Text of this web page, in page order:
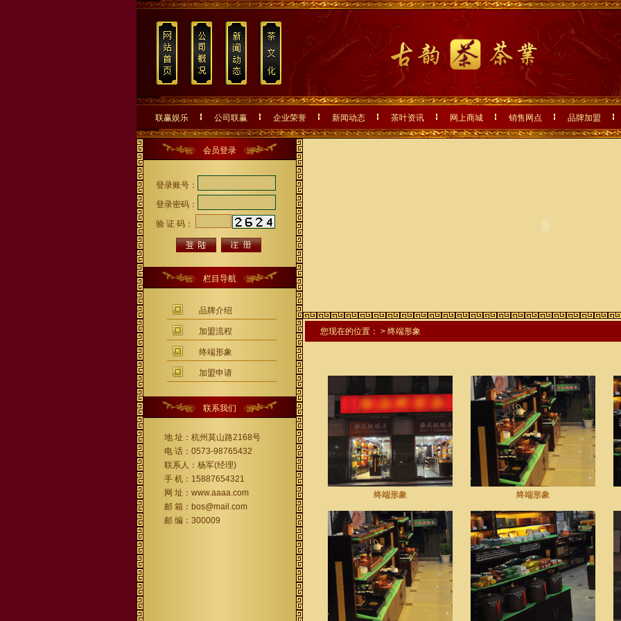
联赢娱乐 公司联赢 企业荣誉 新闻动态 茶叶资讯 网上商城 销售网点 品牌加盟
终端形象 终端形象
会员登录
登录账号：
登录密码：
验 证 码：
联系我们
地 址：杭州莫山路2168号
电 话：0573-98765432
联系人：杨军(经理)
手 机：15887654321
网 址：www.aaaa.com
邮 箱：bos@mail.com
邮 编：300009
栏目导航
品牌介绍
加盟流程
终端形象
加盟申请
您现在的位置： > 终端形象